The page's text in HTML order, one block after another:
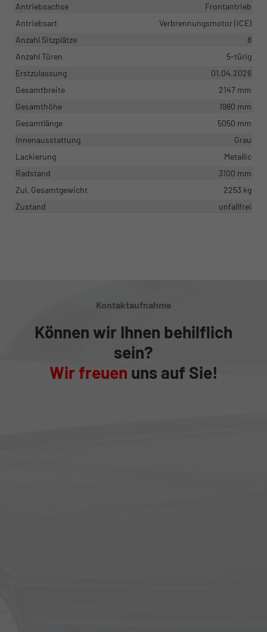
Antriebsachse
Frontantrieb
Antriebsart
Verbrennungsmotor (ICE)
Anzahl Sitzplätze
8
Anzahl Türen
5-türig
Erstzulassung
01.04.2026
Gesamtbreite
2147 mm
Gesamthöhe
1980 mm
Gesamtlänge
5050 mm
Innenausstattung
Grau
Lackierung
Metallic
Radstand
3100 mm
Zul. Gesamtgewicht
2253 kg
Zustand
unfallfrei
Kontaktaufnahme
Können wir Ihnen behilflich
sein?
Wir freuen uns auf Sie!